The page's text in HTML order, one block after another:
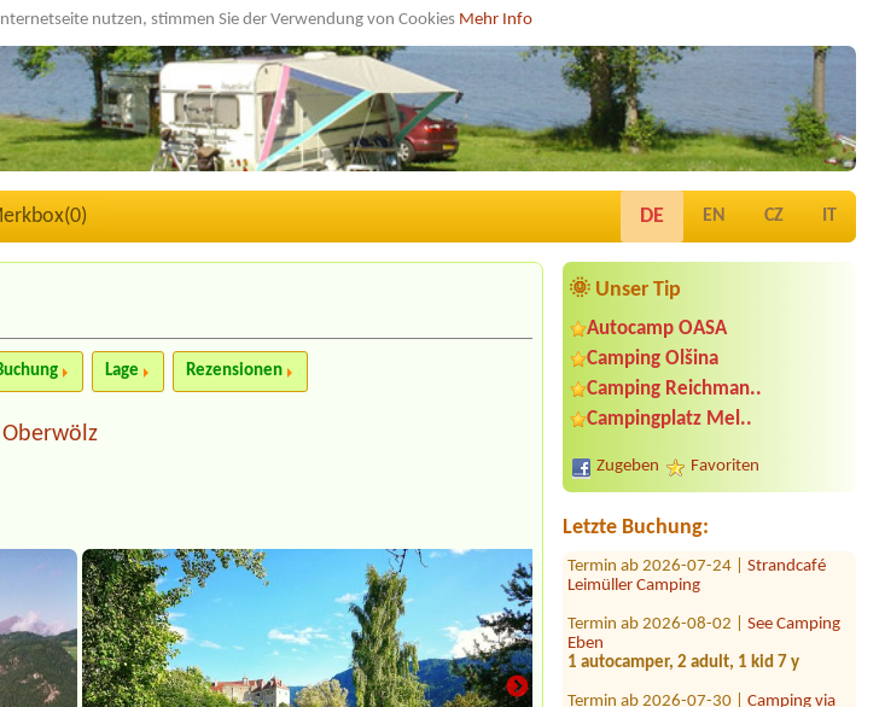
nutzen, stimmen Sie der Verwendung von Cookies Mehr Info
0) DE EN CZ IT
🌞 Unser Tip
Autocamp OASA
Camping Olšina
Camping Reichman..
Campingplatz Mel..
Zugeben Favoriten
Letzte Buchung:
Termin ab 2026-08-01 |Austria Camp
Mondsee
2 persons,1child (10y)
Termin ab 2026-08-15 |
Appesbach
Bungalow 4 Personen
Termin ab 2026-07-24 |
Termin ab 2026-08-02 |
1 autocamper, 2 adult, 1 kid 7 y
Termin ab 2026-07-30 | Camping via
Lage Rezensionen